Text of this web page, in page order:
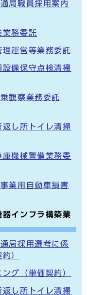
局職員採用案内
業務委託
理運営等業務委託
設備保守点検清掃
観察業務委託
返し所トイレ清掃
庫機械警備業務委
業用自動車損害
器インフラ構築業
局採用選考に係
）
グ（単価契約）
返し所トイレ清掃